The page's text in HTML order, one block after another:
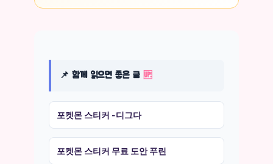
📌 함께 읽으면 좋은 글 🆙
포켓몬 스티커 -디그다
포켓몬 스티커 무료 도안 푸린